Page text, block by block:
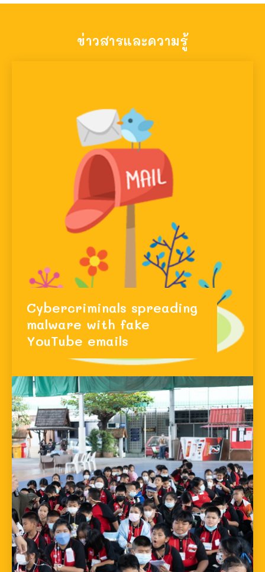
ข่าวสารและความรู้
Cybercriminals spreading
malware with fake
YouTube emails